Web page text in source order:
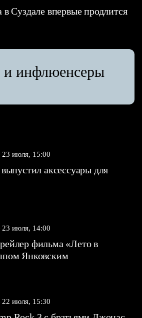
Суздале впервые продлится
и инфлюенсеры
23 июля, 15:00
аксессуары для
23 июля, 14:00
фильма «Лето в
Янковским
22 июля, 15:30